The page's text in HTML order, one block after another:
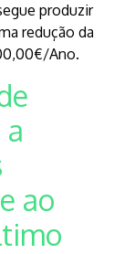
produzir
redução da
Ano.
ao